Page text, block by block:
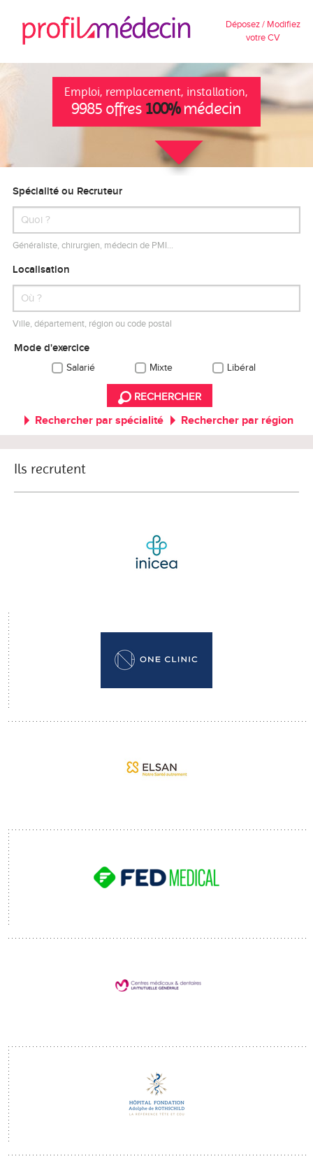
Déposez / Modifiez
votre CV
Emploi, remplacement, installation,
9985 offres 100%médecin
Spécialité ou Recruteur
Généraliste, chirurgien, médecin de PMI…
Localisation
Ville, département, région ou code postal
Mode d'exercice
Salarié Mixte Libéral
RECHERCHER
Rechercher par spécialité Rechercher par région
Ils recrutent